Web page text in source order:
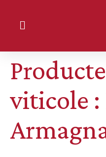
viticole :